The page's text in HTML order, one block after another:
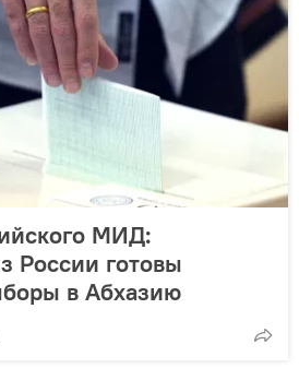
МИД:
России готовы
в Абхазию